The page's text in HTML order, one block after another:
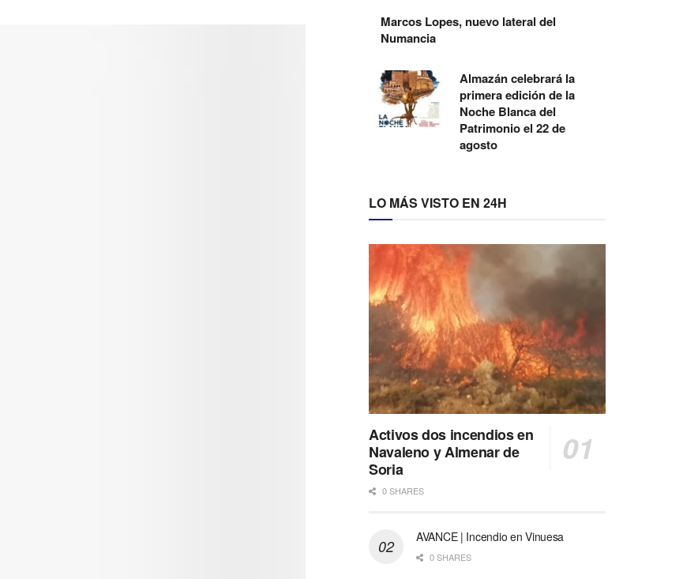
Marcos Lopes, nuevo lateral del
Numancia
Almazán celebrará la
primera edición de la
Noche Blanca del
Patrimonio el 22 de
agosto
LO MÁS VISTO EN 24H
Activos dos incendios en
Navaleno y Almenar de
Soria
0 SHARES
AVANCE | Incendio en Vinuesa
0 SHARES